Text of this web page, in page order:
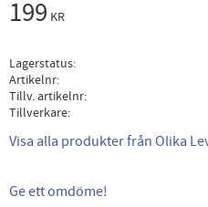
199 KR
Lagerstatus
Artikelnr
Tillv. artikelnr
Tillverkare
Visa alla produkter från Olika
Ge ett omdöme!